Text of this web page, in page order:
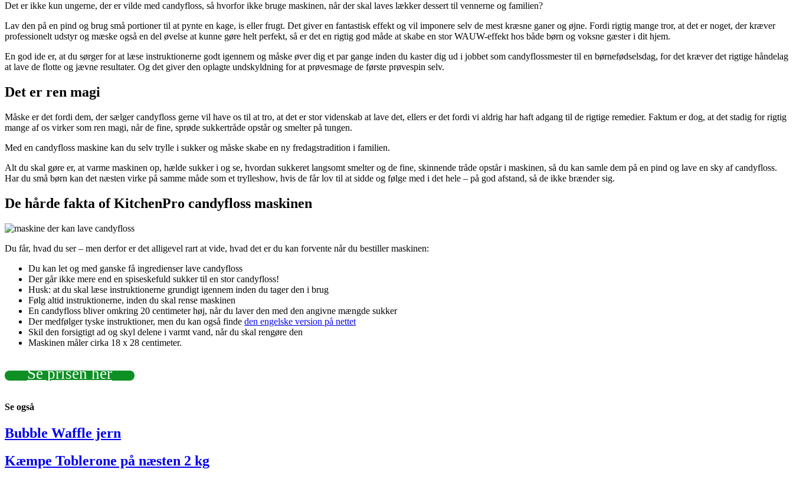
Det er ikke kun ungerne, der er vilde med candyfloss, så hvorfor ikke bruge maskinen, når der skal laves lækker dessert til vennerne og familien?
Lav den på en pind og brug små portioner til at pynte en kage, is eller frugt. Det giver en fantastisk effekt og vil imponere selv de mest kræsne ganer og øjne. Fordi rigtig mange tror, at det er noget, der kræver
professionelt udstyr og mæske også en del øvelse at kunne gøre helt perfekt, så er det en rigtig god måde at skabe en stor WAUW-effekt hos både børn og voksne gæster i dit hjem.
En god ide er, at du sørger for at læse instruktionerne godt igennem og måske øver dig et par gange inden du kaster dig ud i jobbet som candyflossmester til en børnefødselsdag, for det kræver det rigtige håndelag
at lave de flotte og jævne resultater. Og det giver den oplagte undskyldning for at prøvesmage de første prøvespin selv.
Det er ren magi
Måske er det fordi dem, der sælger candyfloss gerne vil have os til at tro, at det er stor videnskab at lave det, ellers er det fordi vi aldrig har haft adgang til de rigtige remedier. Faktum er dog, at det stadig for rigtig
mange af os virker som ren magi, når de fine, sprøde sukkertråde opstår og smelter på tungen.
Med en candyfloss maskine kan du selv trylle i sukker og måske skabe en ny fredagstradition i familien.
Alt du skal gøre er, at varme maskinen op, hælde sukker i og se, hvordan sukkeret langsomt smelter og de fine, skinnende tråde opstår i maskinen, så du kan samle dem på en pind og lave en sky af candyfloss.
Har du små børn kan det næsten virke på samme måde som et trylleshow, hvis de får lov til at sidde og følge med i det hele – på god afstand, så de ikke brænder sig.
De hårde fakta of KitchenPro candyfloss maskinen
Du får, hvad du ser – men derfor er det alligevel rart at vide, hvad det er du kan forvente når du bestiller maskinen:
Du kan let og med ganske få ingredienser lave candyfloss
Der går ikke mere end en spiseskefuld sukker til en stor candyfloss!
Husk: at du skal læse instruktionerne grundigt igennem inden du tager den i brug
Følg altid instruktionerne, inden du skal rense maskinen
En candyfloss bliver omkring 20 centimeter høj, når du laver den med den angivne mængde sukker
Der medfølger tyske instruktioner, men du kan også finde den engelske version på nettet
Skil den forsigtigt ad og skyl delene i varmt vand, når du skal rengøre den
Maskinen måler cirka 18 x 28 centimeter.
Se prisen her
Se også
Bubble Waffle jern
Kæmpe Toblerone på næsten 2 kg